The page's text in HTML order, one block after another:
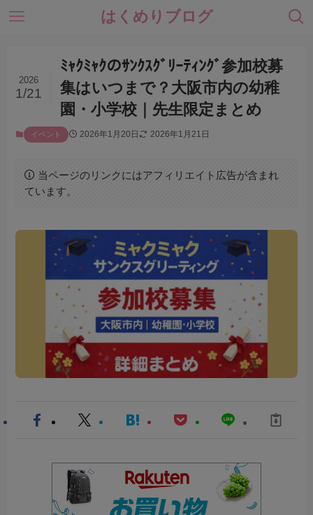
はくめりブログ
ﾐｬｸﾐｬｸのｻﾝｸｽｸﾞﾘｰﾃｨﾝｸﾞ参加校募
集はいつまで？大阪市内の幼稚
園・小学校｜先生限定まとめ
2026
1/21
イベント 2026年1月20日 2026年1月21日
当ページのリンクにはアフィリエイト広告が含まれ
ています。